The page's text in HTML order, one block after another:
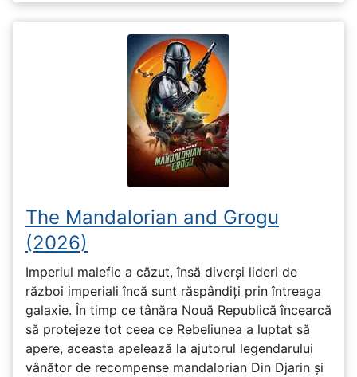
The Mandalorian and Grogu
(2026)
Imperiul malefic a căzut, însă diverși lideri de
război imperiali încă sunt răspândiți prin întreaga
galaxie. În timp ce tânăra Nouă Republică încearcă
să protejeze tot ceea ce Rebeliunea a luptat să
apere, aceasta apelează la ajutorul legendarului
vânător de recompense mandalorian Din Djarin și